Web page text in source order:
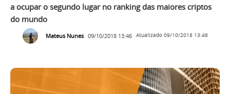
a ocupar o segundo lugar no ranking das maiores criptos
do mundo
Mateus Nunes 09/10/2018 13:46 Atualizado 09/10/2018 13:46